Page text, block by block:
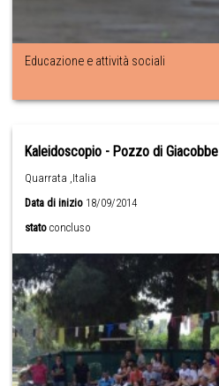
Educazione e attività sociali
Kaleidoscopio - Pozzo di Giacobbe
Quarrata ,Italia
Data di inizio 18/09/2014
stato concluso